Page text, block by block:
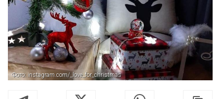
Фото: instagram.com/_love_for_christmas